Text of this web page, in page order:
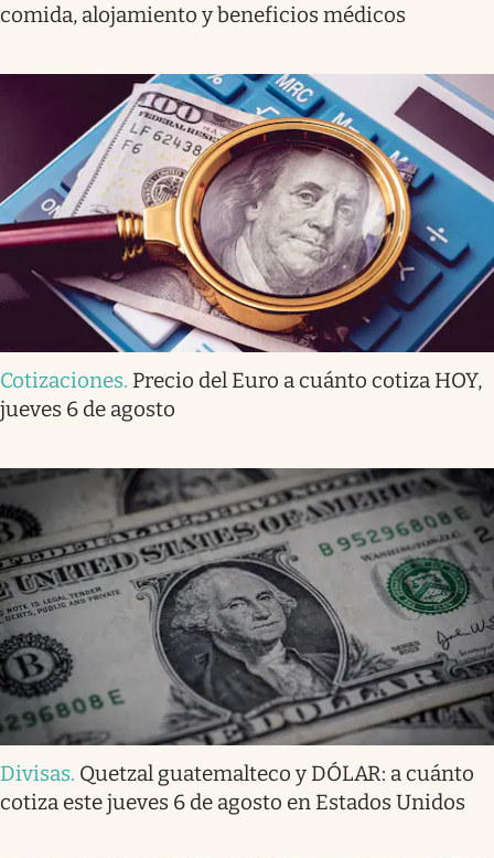
comida, alojamiento y beneficios médicos
Cotizaciones. Precio del Euro a cuánto cotiza HOY,
jueves 6 de agosto
Divisas. Quetzal guatemalteco y DÓLAR: a cuánto
cotiza este jueves 6 de agosto en Estados Unidos